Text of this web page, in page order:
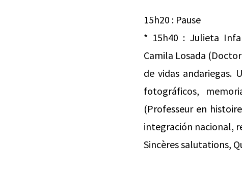
15h20 : Pause
* 15h40 : Julieta
Camila Losada
de vidas
fotográficos,
(Professeur en
integración nacional,
Sincères salutations,